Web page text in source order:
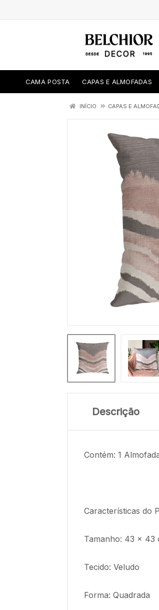
CAMA POSTA CAPAS E ALMOFADAS
INÍCIO CAPAS E
Descrição
Contém: 1
Características do
Tamanho: 43 x 43
Tecido: Veludo
Forma: Quadrada